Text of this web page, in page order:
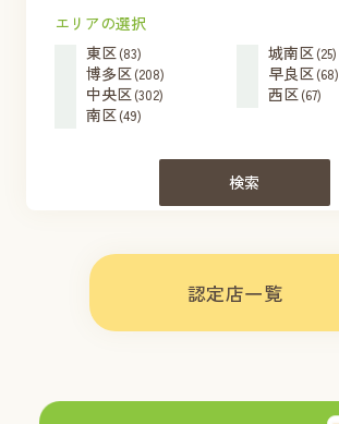
認定店一覧
エリアの選択
東区(83) 城南区(25)
博多区(208) 早良区(68)
中央区(302) 西区(67)
南区(49)
検索